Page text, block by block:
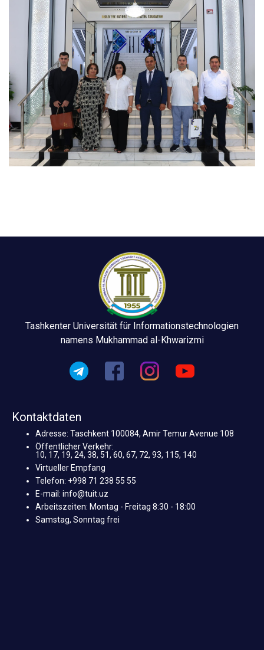
Tashkenter Universität für Informationstechnologien
namens Mukhammad al-Khwarizmi
Kontaktdaten
Adresse: Taschkent 100084, Amir Temur Avenue 108
Öffentlicher Verkehr:
10, 17, 19, 24, 38, 51, 60, 67, 72, 93, 115, 140
Virtueller Empfang
Telefon: +998 71 238 55 55
E-mail: info@tuit.uz
Arbeitszeiten: Montag - Freitag 8:30 - 18:00
Samstag, Sonntag frei